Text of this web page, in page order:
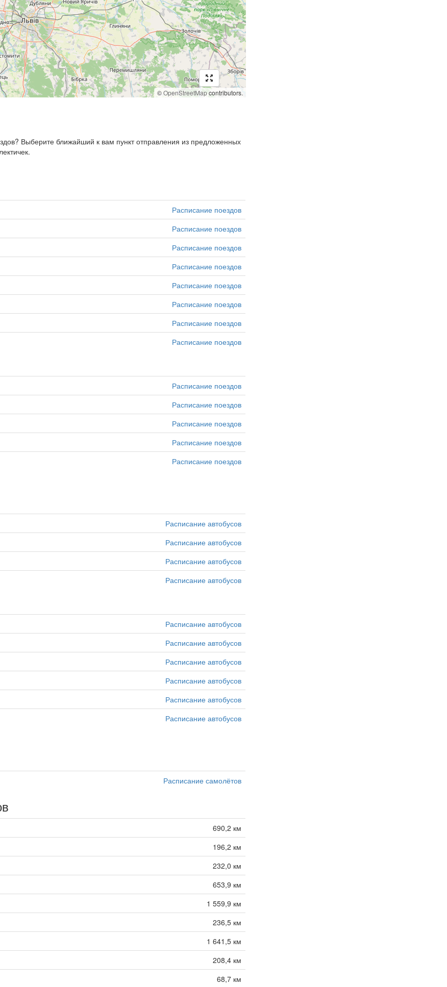
©OpenStreetMapcontributors.
Выберите ближайший к вам пункт отправления из предложенных
Расписание поездов
Расписание поездов
Расписание поездов
Расписание поездов
Расписание поездов
Расписание поездов
Расписание поездов
Расписание поездов
Расписание поездов
Расписание поездов
Расписание поездов
Расписание поездов
Расписание поездов
Расписание автобусов
Расписание автобусов
Расписание автобусов
Расписание автобусов
Расписание автобусов
Расписание автобусов
Расписание автобусов
Расписание автобусов
Расписание автобусов
Расписание автобусов
Расписание самолётов
690,2 км
196,2 км
232,0 км
653,9 км
1 559,9 км
236,5 км
1 641,5 км
208,4 км
68,7 км